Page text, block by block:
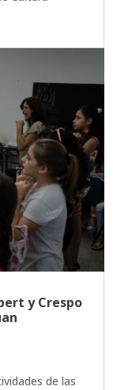
y Crespo
de las